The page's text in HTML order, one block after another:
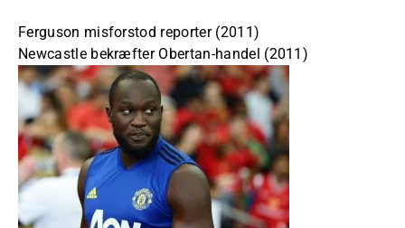
Ferguson misforstod reporter (2011)
Newcastle bekræfter Obertan-handel (2011)